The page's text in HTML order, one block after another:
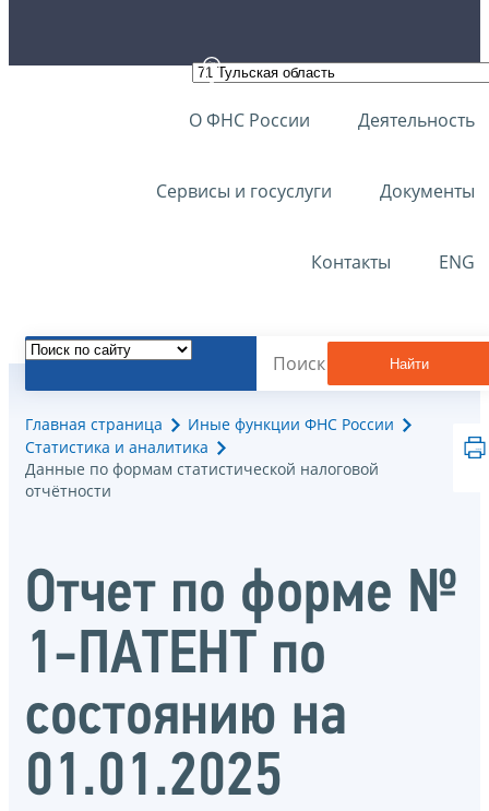
О ФНС России Деятельность
Сервисы и госуслуги Документы
Контакты ENG
Найти
Главная страница
Иные функции ФНС России
Статистика и аналитика
Данные по формам статистической налоговой
отчётности
Oтчет по форме №
1-ПАТЕНТ по
состоянию на
01.01.2025